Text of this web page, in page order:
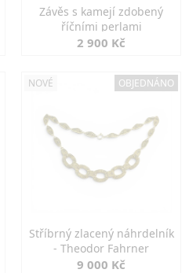
Závěs s kamejí zdobený
říčními perlami
2 900 Kč
NOVÉ OBJEDNÁNO
Stříbrný zlacený náhrdelník
- Theodor Fahrner
9 000 Kč